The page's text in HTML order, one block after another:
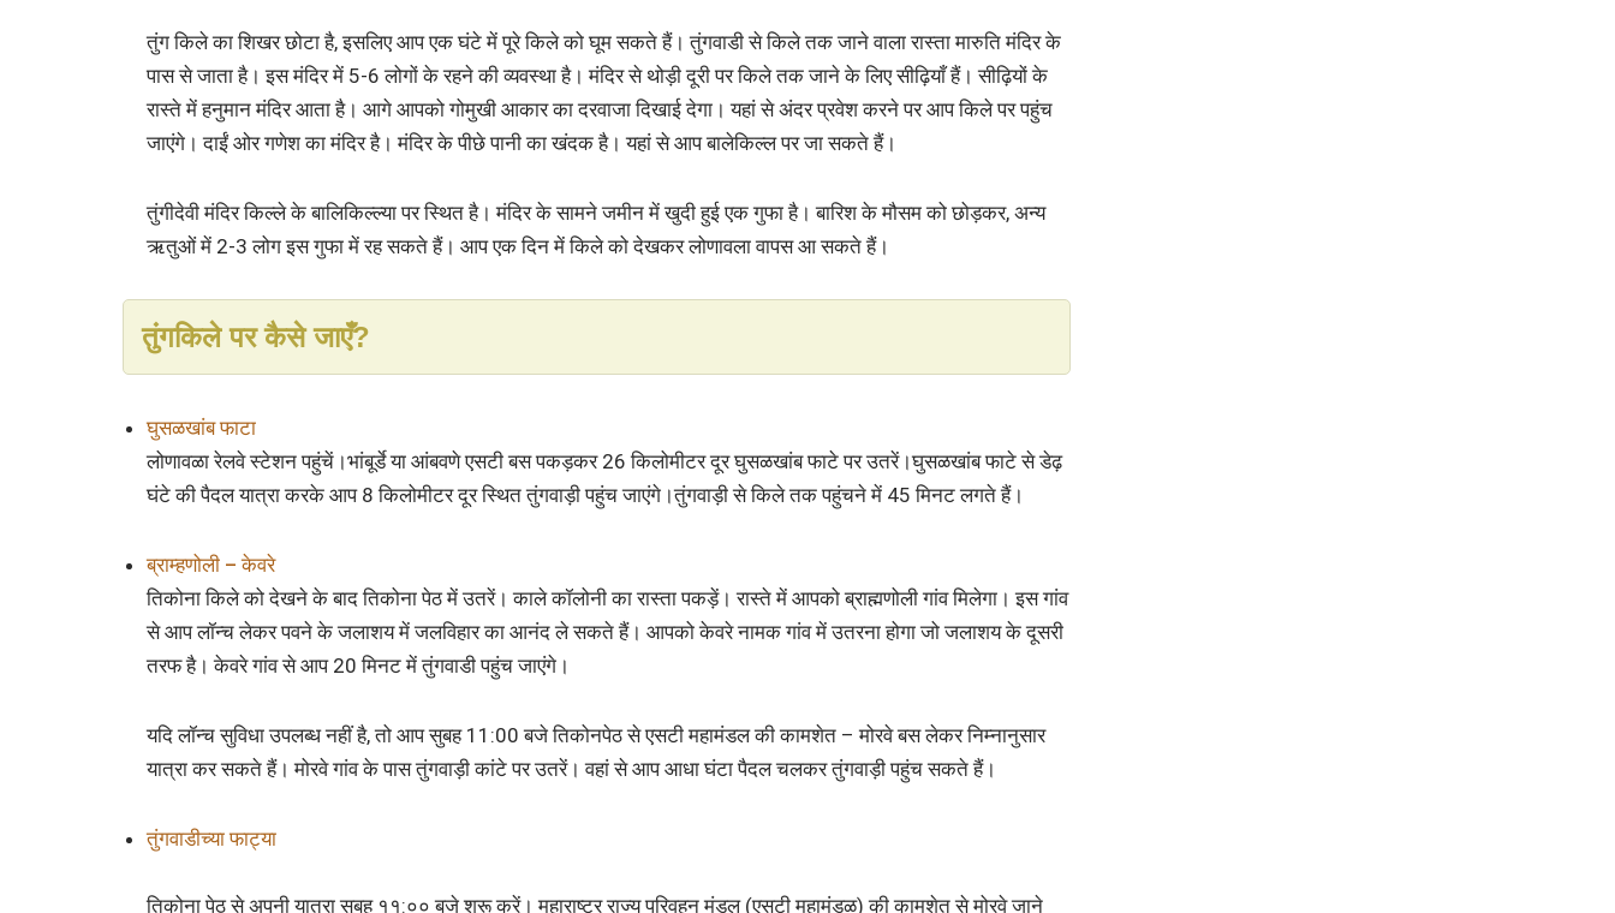
तुंग किले का शिखर छोटा है, इसलिए आप एक घंटे में पूरे किले को घूम सकते हैं। तुंगवाडी से किले तक जाने वाला रास्ता मारुति मंदिर के
पास से जाता है। इस मंदिर में 5-6 लोगों के रहने की व्यवस्था है। मंदिर से थोड़ी दूरी पर किले तक जाने के लिए सीढ़ियाँ हैं। सीढ़ियों के
रास्ते में हनुमान मंदिर आता है। आगे आपको गोमुखी आकार का दरवाजा दिखाई देगा। यहां से अंदर प्रवेश करने पर आप किले पर पहुंच
जाएंगे। दाईं ओर गणेश का मंदिर है। मंदिर के पीछे पानी का खंदक है। यहां से आप बालेकिल्ल पर जा सकते हैं।
तुंगीदेवी मंदिर किल्ले के बालिकिल्ल्या पर स्थित है। मंदिर के सामने जमीन में खुदी हुई एक गुफा है। बारिश के मौसम को छोड़कर, अन्य
ऋतुओं में 2-3 लोग इस गुफा में रह सकते हैं। आप एक दिन में किले को देखकर लोणावला वापस आ सकते हैं।
तुंगकिले पर कैसे जाएँ?
घुसळखांब फाटा
लोणावळा रेलवे स्टेशन पहुंचें।भांबूर्डे या आंबवणे एसटी बस पकड़कर 26 किलोमीटर दूर घुसळखांब फाटे पर उतरें।घुसळखांब फाटे से डेढ़
घंटे की पैदल यात्रा करके आप 8 किलोमीटर दूर स्थित तुंगवाड़ी पहुंच जाएंगे।तुंगवाड़ी से किले तक पहुंचने में 45 मिनट लगते हैं।
ब्राम्हणोली – केवरे
तिकोना किले को देखने के बाद तिकोना पेठ में उतरें। काले कॉलोनी का रास्ता पकड़ें। रास्ते में आपको ब्राह्मणोली गांव मिलेगा। इस गांव
से आप लॉन्च लेकर पवने के जलाशय में जलविहार का आनंद ले सकते हैं। आपको केवरे नामक गांव में उतरना होगा जो जलाशय के दूसरी
तरफ है। केवरे गांव से आप 20 मिनट में तुंगवाडी पहुंच जाएंगे।
यदि लॉन्च सुविधा उपलब्ध नहीं है, तो आप सुबह 11:00 बजे तिकोनपेठ से एसटी महामंडल की कामशेत – मोरवे बस लेकर निम्नानुसार
यात्रा कर सकते हैं। मोरवे गांव के पास तुंगवाड़ी कांटे पर उतरें। वहां से आप आधा घंटा पैदल चलकर तुंगवाड़ी पहुंच सकते हैं।
तुंगवाडीच्या फाट्या
तिकोना पेठ से अपनी यात्रा सुबह ११:०० बजे शुरू करें। महाराष्ट्र राज्य परिवहन मंडल (एसटी महामंडळ) की कामशेत से मोरवे जाने